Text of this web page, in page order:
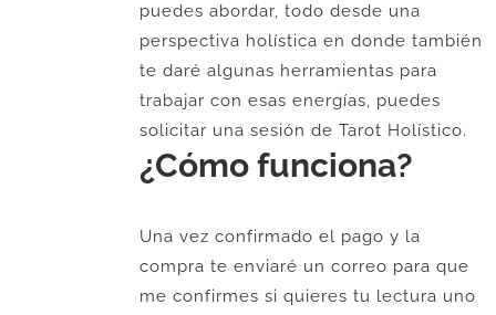
puedes abordar, todo desde una
perspectiva holística en donde también
te daré algunas herramientas para
trabajar con esas energías, puedes
solicitar una sesión de Tarot Holístico.
¿Cómo funciona?
Una vez confirmado el pago y la
compra te enviaré un correo para que
me confirmes si quieres tu lectura uno